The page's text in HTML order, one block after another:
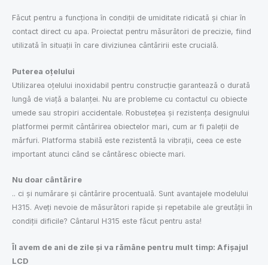
Făcut pentru a funcționa în condiții de umiditate ridicată și chiar în
contact direct cu apa. Proiectat pentru măsurători de precizie, fiind
utilizată în situații în care diviziunea cântăririi este crucială.
Puterea oțelului
Utilizarea oțelului inoxidabil pentru construcție garantează o durată
lungă de viață a balanței. Nu are probleme cu contactul cu obiecte
umede sau stropiri accidentale. Robustețea și rezistența designului
platformei permit cântărirea obiectelor mari, cum ar fi paleții de
mărfuri. Platforma stabilă este rezistentă la vibrații, ceea ce este
important atunci când se cântăresc obiecte mari.
Nu doar cântărire
.. ci și numărare și cântărire procentuală. Sunt avantajele modelului
H315. Aveți nevoie de măsurători rapide și repetabile ale greutății în
condiții dificile? Cântarul H315 este făcut pentru asta!
Îl avem de ani de zile și va rămâne pentru mult timp: Afișajul
LCD